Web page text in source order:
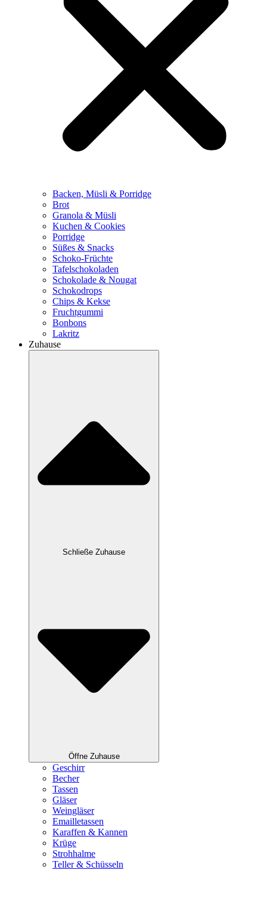
Backen, Müsli & Porridge
Brot
Granola & Müsli
Kuchen & Cookies
Porridge
Süßes & Snacks
Schoko-Früchte
Tafelschokoladen
Schokolade & Nougat
Schokodrops
Chips & Kekse
Fruchtgummi
Bonbons
Lakritz
Zuhause
Schließe Zuhause
Öffne Zuhause
Geschirr
Becher
Tassen
Gläser
Weingläser
Emailletassen
Karaffen & Kannen
Krüge
Strohhalme
Teller & Schüsseln